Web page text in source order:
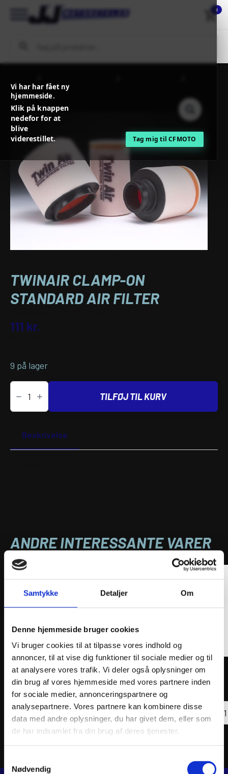
Samtykke Detaljer Om
Denne hjemmeside bruger cookies
Vi bruger cookies til at tilpasse vores indhold og
annoncer, til at vise dig funktioner til sociale medier og til
at analysere vores trafik. Vi deler også oplysninger om
din brug af vores hjemmeside med vores partnere inden
for sociale medier, annonceringspartnere og
analysepartnere. Vores partnere kan kombinere disse
data med andre oplysninger, du har givet dem, eller som
de har indsamlet fra din brug af deres tjenester.
Nødvendig
Vi har har fået ny
hjemmeside.
Klik på knappen
nedefor for at
blive
viderestillet.
Tag mig til CFMOTO
0
CLAMP-ON STANDARD AIR FILTER
TWINAIR CLAMP-ON
STANDARD AIR FILTER
111 kr.
9 på lager
Twinair
CLAMP-
ON
STANDARD
antal
TILFØJ TIL KURV
Beskrivelse
ANDRE INTERESSANTE VARER
ATHENA OIL FILTER
27kr.
inkl. moms
ATHENA
OIL
FILTER
antal
Tilføj til kurv
92